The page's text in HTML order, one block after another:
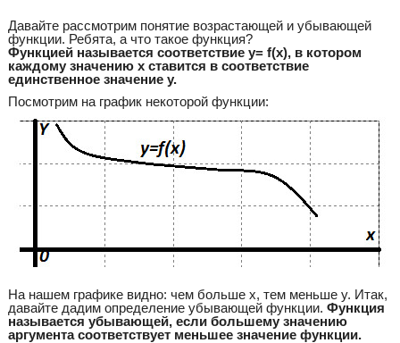
Давайте рассмотрим понятие возрастающей и убывающей
функции. Ребята, а что такое функция?
Функцией называется соответствие y= f(x), в котором
каждому значению x ставится в соответствие
единственное значение y.
Посмотрим на график некоторой функции:
На нашем графике видно: чем больше x, тем меньше y. Итак,
давайте дадим определение убывающей функции. Функция
называется убывающей, если большему значению
аргумента соответствует меньшее значение функции.